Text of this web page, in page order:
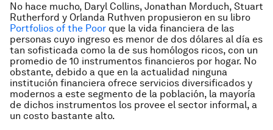
No hace mucho, Daryl Collins, Jonathan Morduch, Stuart
Rutherford y Orlanda Ruthven propusieron en su libro
Portfolios of the Poor que la vida financiera de las
personas cuyo ingreso es menor de dos dólares al día es
tan sofisticada como la de sus homólogos ricos, con un
promedio de 10 instrumentos financieros por hogar. No
obstante, debido a que en la actualidad ninguna
institución financiera ofrece servicios diversificados y
modernos a este segmento de la población, la mayoría
de dichos instrumentos los provee el sector informal, a
un costo bastante alto.